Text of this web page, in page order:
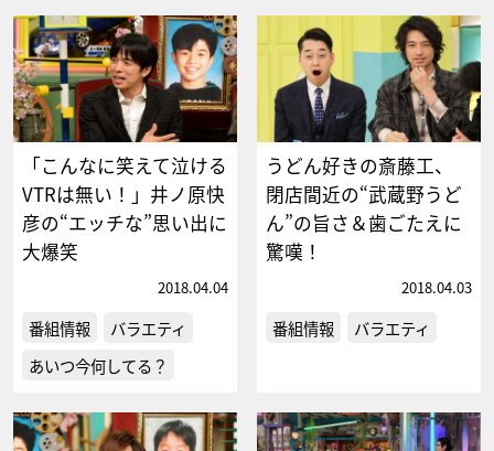
「こんなに笑えて泣ける
VTRは無い！」井ノ原快
彦の“エッチな”思い出に
大爆笑
2018.04.04
番組情報
バラエティ
あいつ今何してる？
うどん好きの斎藤工、
閉店間近の“武蔵野うど
ん”の旨さ＆歯ごたえに
驚嘆！
2018.04.03
番組情報 バラエティ